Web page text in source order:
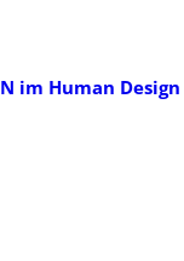
im Human Design